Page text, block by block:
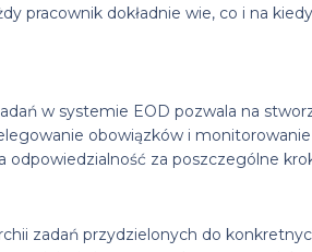
pracownik dokładnie wie, co i na
w systemie EOD pozwala na
obowiązków i
za poszczególne
zadań przydzielonych do